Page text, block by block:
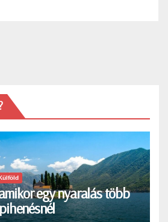
egy nyaralás több